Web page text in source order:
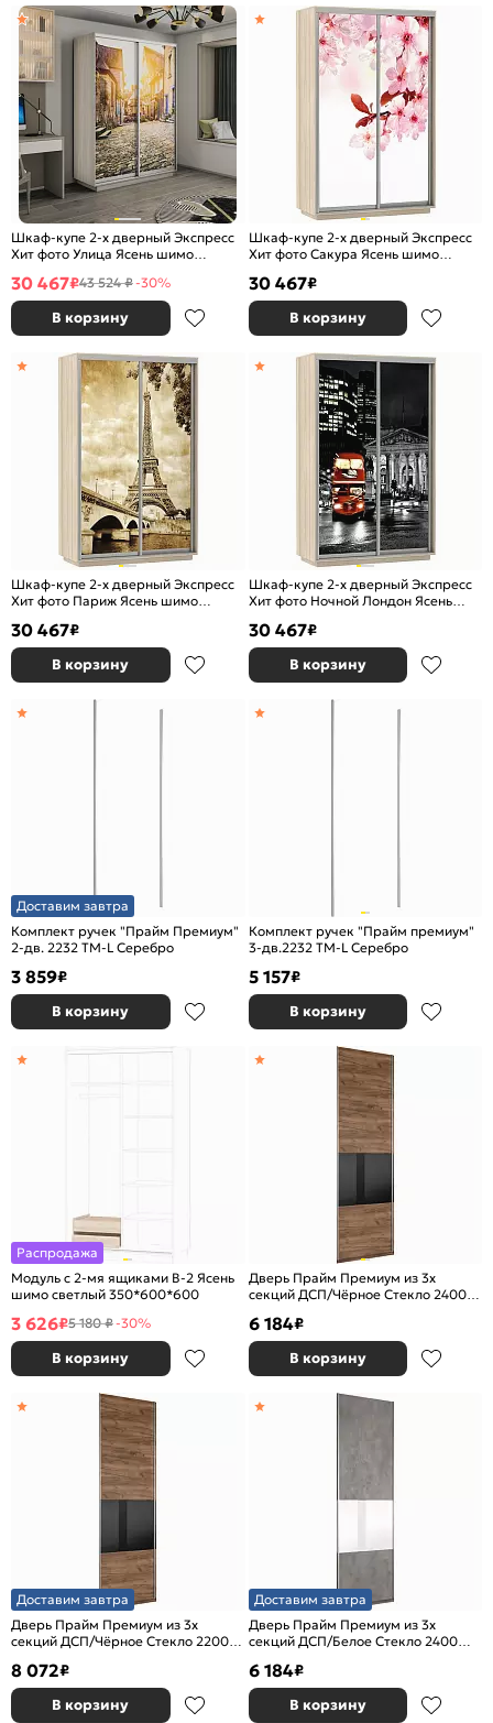
Шкаф-купе 2-х дверный Экспресс
Хит фото Улица Ясень шимо
30 467₽43 524 ₽-30%
В корзину
Шкаф-купе 2-х дверный Экспресс
Хит фото Сакура Ясень шимо
30 467₽
В корзину
Шкаф-купе 2-х дверный Экспресс
Хит фото Париж Ясень шимо
30 467₽
В корзину
Шкаф-купе 2-х дверный Экспресс
Хит фото Ночной Лондон Ясень
30 467₽
В корзину
Доставим завтра
Комплект ручек "Прайм Премиум"
2-дв. 2232 TM-L Серебро
3 859₽
В корзину
Комплект ручек "Прайм премиум"
3-дв.2232 TM-L Серебро
5 157₽
В корзину
Распродажа
Модуль с 2-мя ящиками B-2 Ясень
шимо светлый 350*600*600
3 626₽5 180 ₽-30%
В корзину
Дверь Прайм Премиум из 3х
секций ДСП/Чёрное Стекло 2400
6 184₽
В корзину
Доставим завтра
Дверь Прайм Премиум из 3х
секций ДСП/Чёрное Стекло 2200
8 072₽
В корзину
Доставим завтра
Дверь Прайм Премиум из 3х
секций ДСП/Белое Стекло 2400
6 184₽
В корзину